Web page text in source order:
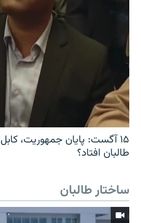
۱۵ آگست: پایان جمهوریت،
طالبان افتاد؟
ساختار طالبان